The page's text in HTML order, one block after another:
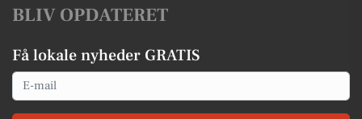
BLIV OPDATERET
Få lokale nyheder GRATIS
Email